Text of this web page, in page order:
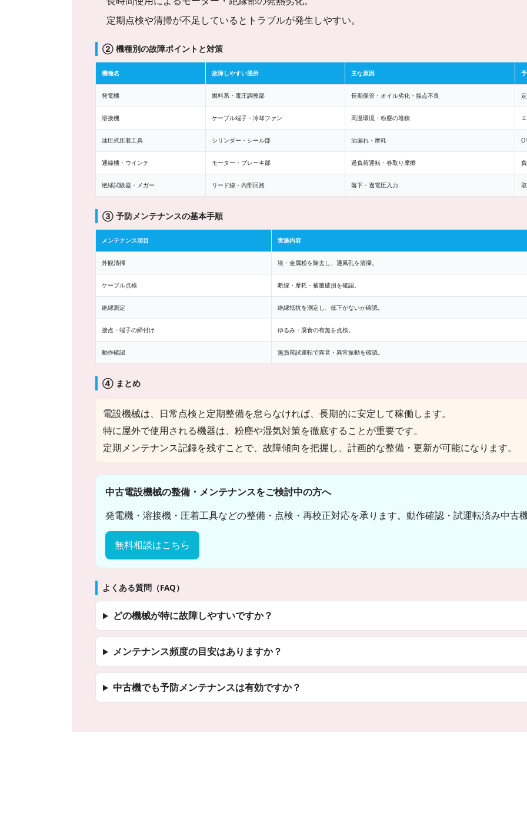
定期点検や清掃が不足しているとトラブルが発生しやすい。
② 機種別の故障ポイントと対策
機種名 故障しやすい箇所 主な原因
発電機 燃料系・電圧調整部 長期保管・オイル劣化・接点不良
溶接機 ケーブル端子・冷却ファン 高温環境・粉塵の堆積
油圧式圧着工具 シリンダー・シール部 油漏れ・摩耗 O
通線機・ウインチ モーター・ブレーキ部 過負荷運転・巻取り摩擦
絶縁試験器・メガー リード線・内部回路 落下・過電圧入力
③ 予防メンテナンスの基本手順
メンテナンス項目 実施内容
外観清掃 埃・金属粉を除去し、通風孔を清掃。
ケーブル点検 断線・摩耗・被覆破損を確認。
絶縁測定 絶縁抵抗を測定し、低下がないか確認。
接点・端子の締付け ゆるみ・腐食の有無を点検。
動作確認 無負荷試運転で異音・異常振動を確認。
④ まとめ
電設機械は、日常点検と定期整備を怠らなければ、長期的に安定して稼働します。
特に屋外で使用される機器は、粉塵や湿気対策を徹底することが重要です。
定期メンテナンス記録を残すことで、故障傾向を把握し、計画的な整備・更新が可能になります。
中古電設機械の整備・メンテナンスをご検討中の方へ
発電機・溶接機・圧着工具などの整備・点検・再校正対応を承ります。動作確認・試運転済み中古
無料相談はこちら
よくある質問（FAQ）
どの機械が特に故障しやすいですか？
メンテナンス頻度の目安はありますか？
中古機でも予防メンテナンスは有効ですか？